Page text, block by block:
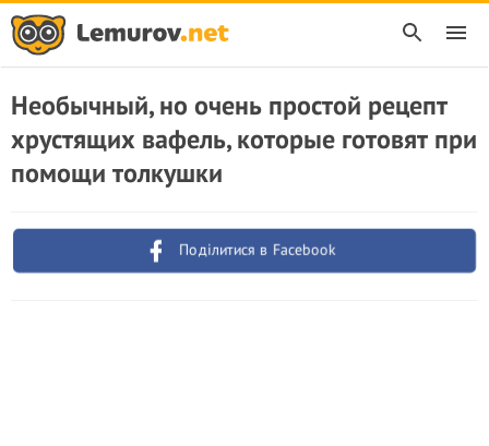
Необычный, но очень простой рецепт
хрустящих вафель, которые готовят при
помощи толкушки
Поділитися в Facebook